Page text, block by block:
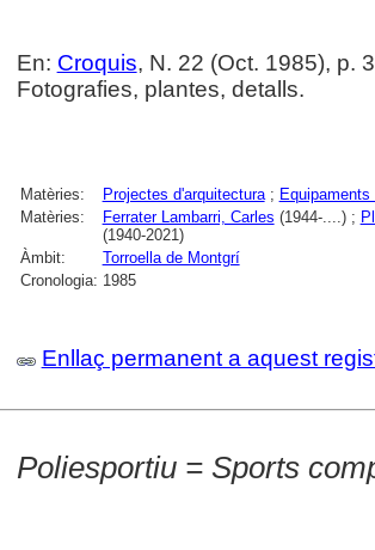
En: Croquis, N. 22 (Oct. 1985), p.
Fotografies, plantes, detalls.
Matèries: Projectes d'arquitectura;
Matèries:
Ferrater Lambarri, Carles (1944-....) ;
(1940-2021)
Àmbit:
Torroella de Montgrí
Cronologia: 1985
Enllaç permanent a aquest
Poliesportiu = Sports